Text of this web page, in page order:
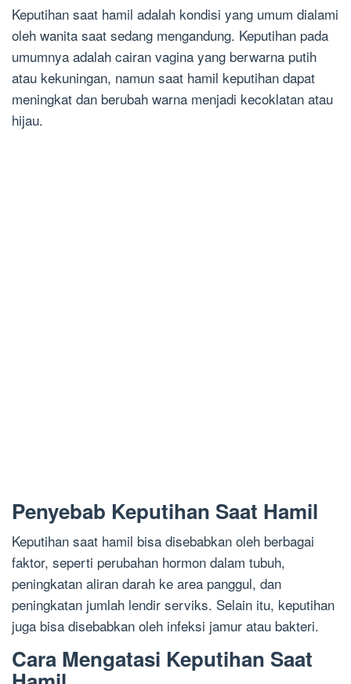
Keputihan saat hamil adalah kondisi yang umum dialami
oleh wanita saat sedang mengandung. Keputihan pada
umumnya adalah cairan vagina yang berwarna putih
atau kekuningan, namun saat hamil keputihan dapat
meningkat dan berubah warna menjadi kecoklatan atau
hijau.
Penyebab Keputihan Saat Hamil
Keputihan saat hamil bisa disebabkan oleh berbagai
faktor, seperti perubahan hormon dalam tubuh,
peningkatan aliran darah ke area panggul, dan
peningkatan jumlah lendir serviks. Selain itu, keputihan
juga bisa disebabkan oleh infeksi jamur atau bakteri.
Cara Mengatasi Keputihan Saat